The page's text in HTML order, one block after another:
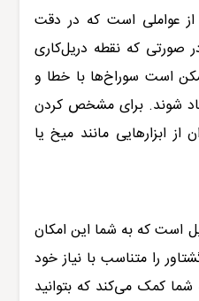
عواملی است که در دقت
در صورتی که نقطه دریل‌کاری
است سوراخ‌ها با خطا و
شوند. برای مشخص کردن
ابزارهایی مانند میخ یا
است که به شما این امکان
را متناسب با نیاز خود
شما کمک می‌کند که بتوانید